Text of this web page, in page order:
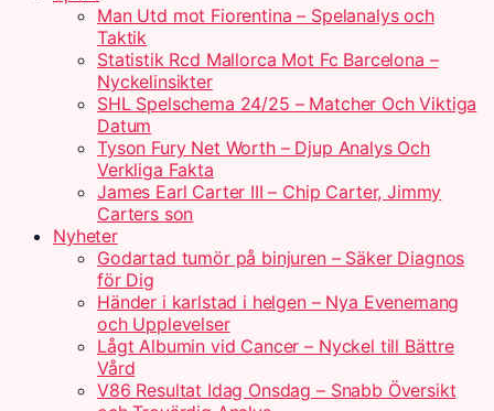
Man Utd mot Fiorentina – Spelanalys och
Taktik
Statistik Rcd Mallorca Mot Fc Barcelona –
Nyckelinsikter
SHL Spelschema 24/25 – Matcher Och Viktiga
Datum
Tyson Fury Net Worth – Djup Analys Och
Verkliga Fakta
James Earl Carter III – Chip Carter, Jimmy
Carters son
Nyheter
Godartad tumör på binjuren – Säker Diagnos
för Dig
Händer i karlstad i helgen – Nya Evenemang
och Upplevelser
Lågt Albumin vid Cancer – Nyckel till Bättre
Vård
V86 Resultat Idag Onsdag – Snabb Översikt